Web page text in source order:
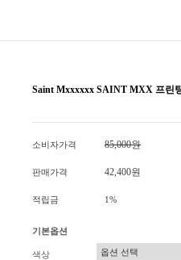
Saint Mxxxxxx SAINT MXX 프린
소비자가격 85,000원
판매가격 42,400원
적립금 1%
기본옵션
색상